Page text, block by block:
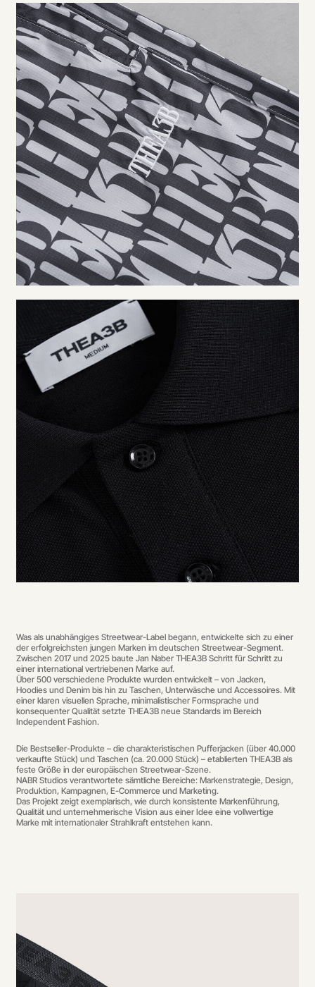
Was als unabhängiges Streetwear-Label begann, entwickelte sich zu einer
der erfolgreichsten jungen Marken im deutschen Streetwear-Segment.
Zwischen 2017 und 2025 baute Jan Naber THEA3B Schritt für Schritt zu
einer international vertriebenen Marke auf.
Über 500 verschiedene Produkte wurden entwickelt – von Jacken,
Hoodies und Denim bis hin zu Taschen, Unterwäsche und Accessoires. Mit
einer klaren visuellen Sprache, minimalistischer Formsprache und
konsequenter Qualität setzte THEA3B neue Standards im Bereich
Independent Fashion.
Die Bestseller-Produkte – die charakteristischen Pufferjacken (über 40.000
verkaufte Stück) und Taschen (ca. 20.000 Stück) – etablierten THEA3B als
feste Größe in der europäischen Streetwear-Szene.
NABR Studios verantwortete sämtliche Bereiche: Markenstrategie, Design,
Produktion, Kampagnen, E-Commerce und Marketing.
Das Projekt zeigt exemplarisch, wie durch konsistente Markenführung,
Qualität und unternehmerische Vision aus einer Idee eine vollwertige
Marke mit internationaler Strahlkraft entstehen kann.